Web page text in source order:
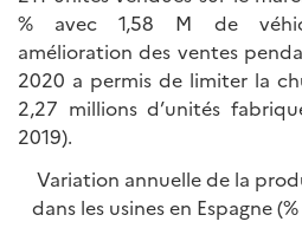
% avec 1,58 M de
amélioration des ventes
2020 a permis de limiter la
2,27 millions d’unités
2019).
Variation annuelle de la
dans les usines en Espagne